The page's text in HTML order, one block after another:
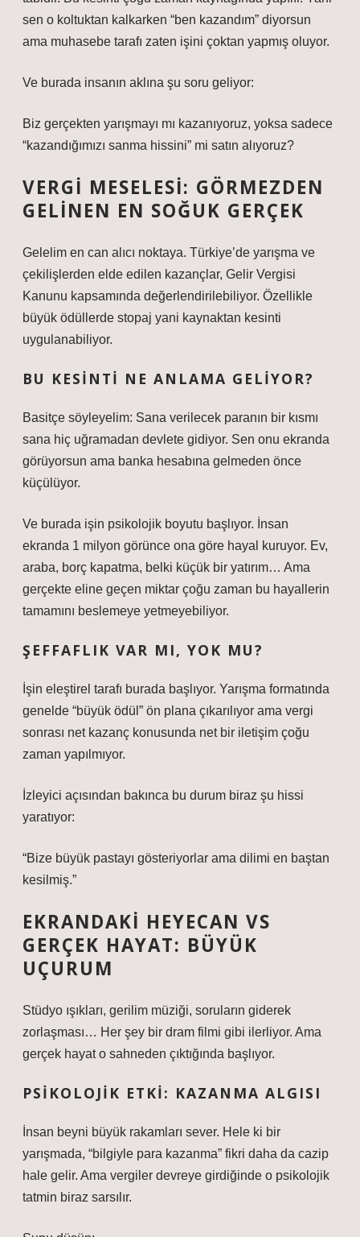
sen o koltuktan kalkarken “ben kazandım” diyorsun
ama muhasebe tarafı zaten işini çoktan yapmış oluyor.
Ve burada insanın aklına şu soru geliyor:
Biz gerçekten yarışmayı mı kazanıyoruz, yoksa sadece
“kazandığımızı sanma hissini” mi satın alıyoruz?
VERGI MESELESI: GÖRMEZDEN
GELINEN EN SOĞUK GERÇEK
Gelelim en can alıcı noktaya. Türkiye’de yarışma ve
çekilişlerden elde edilen kazançlar, Gelir Vergisi
Kanunu kapsamında değerlendirilebiliyor. Özellikle
büyük ödüllerde stopaj yani kaynaktan kesinti
uygulanabiliyor.
BU KESINTI NE ANLAMA GELIYOR?
Basitçe söyleyelim: Sana verilecek paranın bir kısmı
sana hiç uğramadan devlete gidiyor. Sen onu ekranda
görüyorsun ama banka hesabına gelmeden önce
küçülüyor.
Ve burada işin psikolojik boyutu başlıyor. İnsan
ekranda 1 milyon görünce ona göre hayal kuruyor. Ev,
araba, borç kapatma, belki küçük bir yatırım… Ama
gerçekte eline geçen miktar çoğu zaman bu hayallerin
tamamını beslemeye yetmeyebiliyor.
ŞEFFAFLIK VAR MI, YOK MU?
İşin eleştirel tarafı burada başlıyor. Yarışma formatında
genelde “büyük ödül” ön plana çıkarılıyor ama vergi
sonrası net kazanç konusunda net bir iletişim çoğu
zaman yapılmıyor.
İzleyici açısından bakınca bu durum biraz şu hissi
yaratıyor:
“Bize büyük pastayı gösteriyorlar ama dilimi en baştan
kesilmiş.”
EKRANDAKI HEYECAN VS
GERÇEK HAYAT: BÜYÜK
UÇURUM
Stüdyo ışıkları, gerilim müziği, soruların giderek
zorlaşması… Her şey bir dram filmi gibi ilerliyor. Ama
gerçek hayat o sahneden çıktığında başlıyor.
PSIKOLOJIK ETKI: KAZANMA ALGISI
İnsan beyni büyük rakamları sever. Hele ki bir
yarışmada, “bilgiyle para kazanma” fikri daha da cazip
hale gelir. Ama vergiler devreye girdiğinde o psikolojik
tatmin biraz sarsılır.